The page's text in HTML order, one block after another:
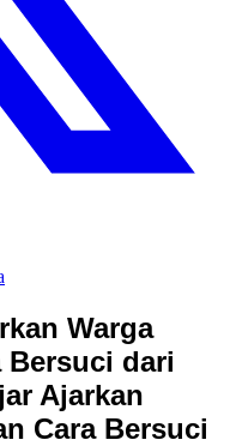
Warga
Bersuci dari
Ajarkan
Cara Bersuci